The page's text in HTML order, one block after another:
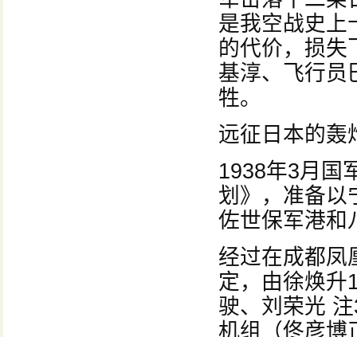
是我空战史上
的代价，损失
基淳、飞行员
牲。
远征日本的轰
1938年3月国
划》，准备以
佐世保军港和
经过在成都凤
定，由徐焕升
驶、刘荣光
机组（佟彦博